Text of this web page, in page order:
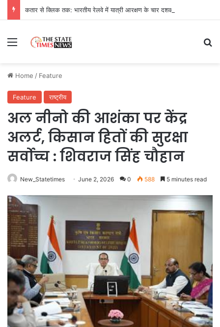
कतार से क्लिक तक: भारतीय रेलवे में यात्री आरक्षण के चार दशक
Menu
Home / Feature
Feature राष्ट्रीय
अल नीनो की आशंका पर केंद्र
अलर्ट, किसान हितों की सुरक्षा
सर्वोच्च : शिवराज सिंह चौहान
New_Statetimes June 2, 2026 0 588 5 minutes read